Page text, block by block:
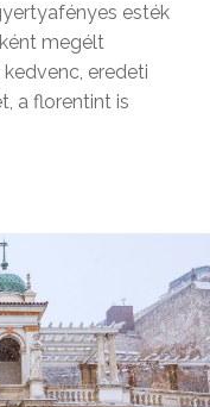
esték
megélt
kedvenc, eredeti
a florentint is